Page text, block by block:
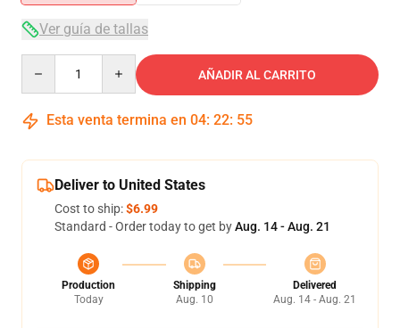
Ver guía de tallas
AÑADIR AL CARRITO
Esta venta termina en 04: 22: 54
Deliver to United States
Cost to ship:$6.99
Standard - Order today to get byAug. 14 - Aug. 21
Production
Today
Shipping
Aug. 10
Delivered
Aug. 14 - Aug. 21